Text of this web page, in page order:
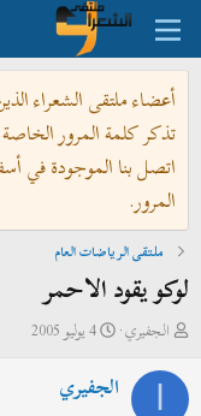
أعضاء ملتقى الشعراء
تذكر كلمة المرور
اتصل بنا الموجودة في
المرور.
ملتقى الرياضات العام
لوكو يقود الاحمر
بالجفيري
ت
ر
4 يوليو 2005
الجفيري